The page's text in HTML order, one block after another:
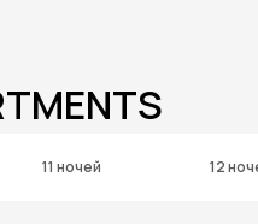
11 ночей 12